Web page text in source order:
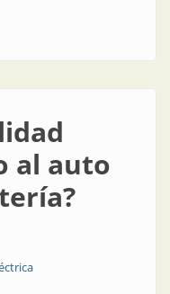
en el siglo XXI
al auto